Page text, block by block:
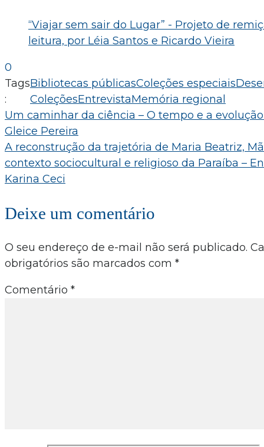
“Viajar sem sair do Lugar” - Projeto de
leitura, por Léia Santos e Ricardo Vieira
0
Tags
:
Bibliotecas públicasColeções especiais
ColeçõesEntrevistaMemória regional
Navegação
de
Post
Um caminhar da ciência – O tempo e a
Gleice Pereira
A reconstrução da trajetória de Maria Beatriz,
contexto sociocultural e religioso da Paraíba –
Karina Ceci
Deixe um comentário
O seu endereço de e-mail não será publicado.
obrigatórios são marcados com *
Comentário *